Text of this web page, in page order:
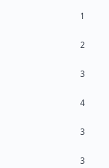
1
2
3
4
3
3